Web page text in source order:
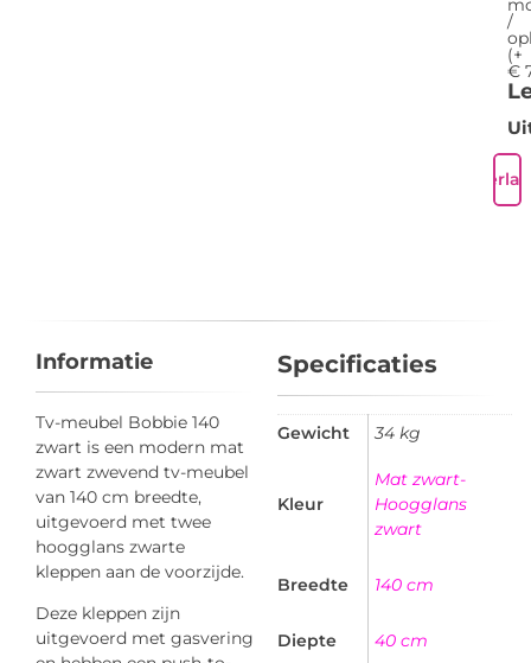
/
(+
€
Informatie
Tv-meubel Bobbie 140
zwart is een modern mat
zwart zwevend tv-meubel
van 140 cm breedte,
uitgevoerd met twee
hoogglans zwarte
kleppen aan de voorzijde.
Deze kleppen zijn
uitgevoerd met gasvering
Specificaties
Gewicht 34 kg
Kleur
Mat zwart-
Hoogglans
zwart
Breedte 140 cm
Diepte 40 cm